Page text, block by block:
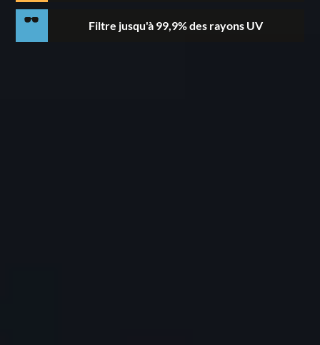
Filtre jusqu'à 99,9% des rayons UV